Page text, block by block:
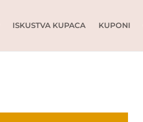
ISKUSTVA KUPACA KUPONI